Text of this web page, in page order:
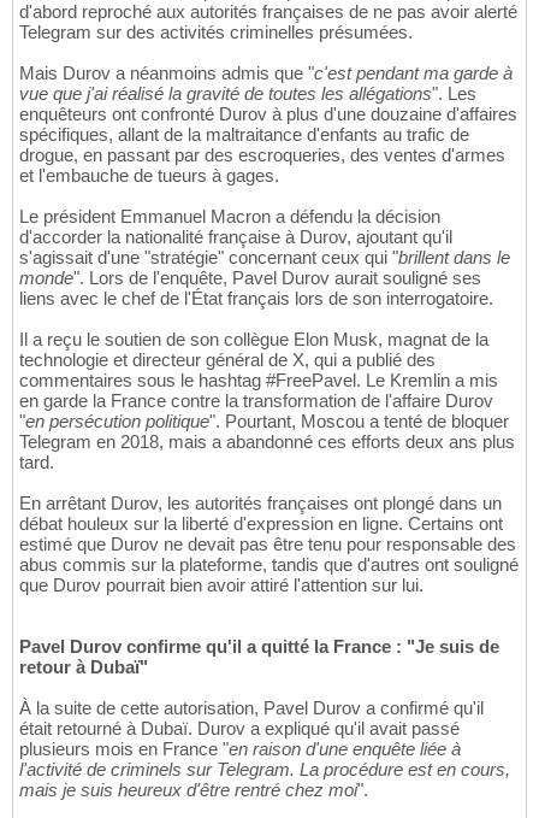
d'abord reproché aux autorités françaises de ne pas avoir alerté
Telegram sur des activités criminelles présumées.
Mais Durov a néanmoins admis que "c'est pendant ma garde à
vue que j'ai réalisé la gravité de toutes les allégations". Les
enquêteurs ont confronté Durov à plus d'une douzaine d'affaires
spécifiques, allant de la maltraitance d'enfants au trafic de
drogue, en passant par des escroqueries, des ventes d'armes
et l'embauche de tueurs à gages.
Le président Emmanuel Macron a défendu la décision
d'accorder la nationalité française à Durov, ajoutant qu'il
s'agissait d'une "stratégie" concernant ceux qui "brillent dans le
monde". Lors de l'enquête, Pavel Durov aurait souligné ses
liens avec le chef de l'État français lors de son interrogatoire.
Il a reçu le soutien de son collègue Elon Musk, magnat de la
technologie et directeur général de X, qui a publié des
commentaires sous le hashtag #FreePavel. Le Kremlin a mis
en garde la France contre la transformation de l'affaire Durov
"en persécution politique". Pourtant, Moscou a tenté de bloquer
Telegram en 2018, mais a abandonné ces efforts deux ans plus
tard.
En arrêtant Durov, les autorités françaises ont plongé dans un
débat houleux sur la liberté d'expression en ligne. Certains ont
estimé que Durov ne devait pas être tenu pour responsable des
abus commis sur la plateforme, tandis que d'autres ont souligné
que Durov pourrait bien avoir attiré l'attention sur lui.
Pavel Durov confirme qu'il a quitté la France : "Je suis de
retour à Dubaï"
À la suite de cette autorisation, Pavel Durov a confirmé qu'il
était retourné à Dubaï. Durov a expliqué qu'il avait passé
plusieurs mois en France "en raison d'une enquête liée à
l'activité de criminels sur Telegram. La procédure est en cours,
mais je suis heureux d'être rentré chez moi".